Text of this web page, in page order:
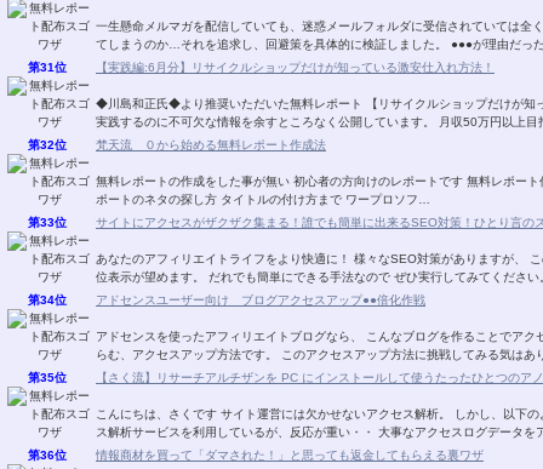
一生懸命メルマガを配信していても、迷惑メールフォルダに受信されていては全
てしまうのか…それを追求し、回
第31位
【実践編:6月分】リサイクルショップだけが知っている激安仕入れ方法！
◆川島和正氏◆より推奨いただいた無料レポート 【リサイクルショップだけが知
実践するのに不可欠な情報を余すところなく公開しています。 月収50万円以上
第32位
梵天流 ０から始める無料レポート作成法
無料レポートの作成をした事が無い 初心者の方向けのレポートです 無料レポート作成に必要な 各種フリーソフトのインストールから レ
ポートのネタの探し方 タイトルの付け方まで ワープロソフ…
第33位
サイトにアクセスがザクザク集まる！誰でも簡単に出来るSEO対策！ひとり言の
あなたのアフィリエイトライフをより快適に！ 様々なSEO対策がありますが、 このレポートに書いてあるSEO対策でも 結構な確率で上
第34位 アドセンスユーザー向け ブログアクセスアップ●●倍化作戦
アドセンスを使ったアフィリエイトブログなら、 こんなブログを作ることでアクセスアップする 方法があります。 大きな夢と期待の膨
らむ、アクセスアップ方法です。 このアクセスアップ方法に挑戦してみ
第35位
【さく流】リサーチアルチザンを PC にインストールして使うたったひとつのア
こんにちは、さくです サイト運営には欠かせないアクセス解析。 しかし、以下のような思いや悩みをお持ちではありませんか？ アクセ
ス解析サービスを利用しているが、反応が重い・・ 大事なアクセスログ
第36位
情報商材を買って「ダマされた！」と思っても返金してもらえる裏ワザ